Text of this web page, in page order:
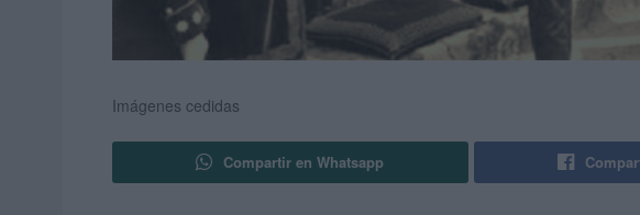
Imágenes cedidas
Compartir en Whatsapp